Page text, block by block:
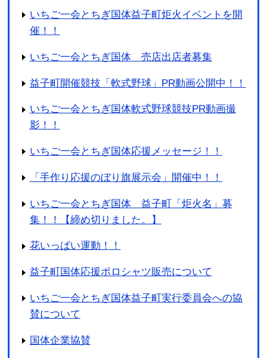
いちご一会とちぎ国体益子町炬火イベントを開
催！！
いちご一会とちぎ国体 売店出店者募集
益子町開催競技「軟式野球」PR動画公開中！！
いちご一会とちぎ国体軟式野球競技PR動画撮
影！！
いちご一会とちぎ国体応援メッセージ！！
「手作り応援のぼり旗展示会」開催中！！
いちご一会とちぎ国体 益子町「炬火名」募
集！！【締め切りました。】
花いっぱい運動！！
益子町国体応援ポロシャツ販売について
いちご一会とちぎ国体益子町実行委員会への協
賛について
国体企業協賛